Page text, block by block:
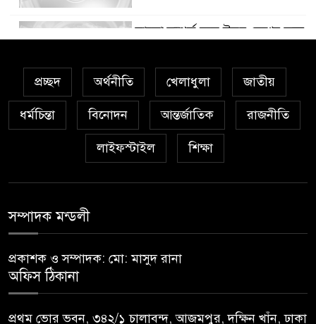
ভালো সম্পর্ক হলে উভয় দেশের জন্য
৫
মন খুলে গান গাওয়া যায়, নম্বর
দেওয়া যায় না: শিক্ষামন্ত্রী
এসএসসি-সমমানে পাসের হার
বলেছিলেন আরাফাত
রাষ্ট্রীয় সম্মানি ভাতা পাচ্ছে ৮৬
হাজারের বেশি ধর্মীয় প্রতিষ্ঠান
৯
প্রচ্ছদ অর্থনীতি খেলাধুলা জাতীয়
ধর্মচিন্তা বিনোদন আন্তর্জাতিক রাজনীতি
লাইফস্টাইল শিক্ষা
সম্পাদক মন্ডলী
প্রকাশক ও সম্পাদক: মো: মাসুদ রানা
অফিস ঠিকানা
প্রথম ভোর ভবন, ৩৪২/১ চালাবন্দ, আজমপুর, দক্ষিন খাঁন, ঢাকা